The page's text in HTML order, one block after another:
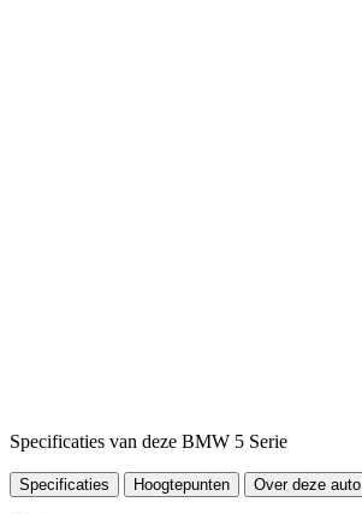
Specificaties van deze BMW 5 Serie
Specificaties Hoogtepunten Over deze auto